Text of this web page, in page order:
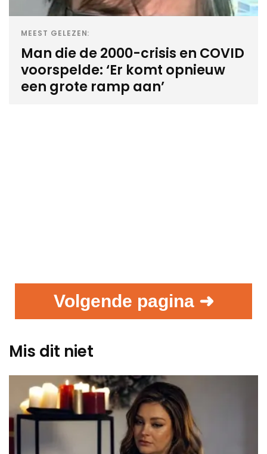
MEEST GELEZEN:
Man die de 2000-crisis en COVID
voorspelde: ‘Er komt opnieuw
een grote ramp aan’
Volgende pagina ➜
Mis dit niet